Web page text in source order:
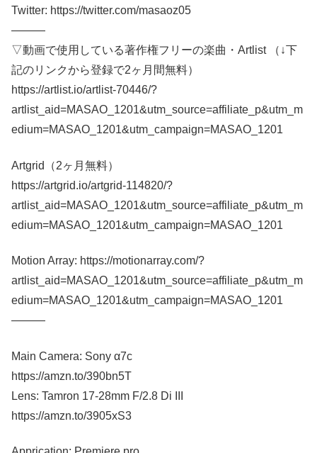
Twitter: https://twitter.com/masaoz05
―――
▽動画で使用している著作権フリーの楽曲・Artlist （↓下
記のリンクから登録で2ヶ月間無料）
https://artlist.io/artlist-70446/?
artlist_aid=MASAO_1201&utm_source=affiliate_p&utm_m
edium=MASAO_1201&utm_campaign=MASAO_1201
Artgrid（2ヶ月無料）
https://artgrid.io/artgrid-114820/?
artlist_aid=MASAO_1201&utm_source=affiliate_p&utm_m
edium=MASAO_1201&utm_campaign=MASAO_1201
Motion Array: https://motionarray.com/?
artlist_aid=MASAO_1201&utm_source=affiliate_p&utm_m
edium=MASAO_1201&utm_campaign=MASAO_1201
―――
Main Camera: Sony α7c
https://amzn.to/390bn5T
Lens: Tamron 17-28mm F/2.8 Di III
https://amzn.to/3905xS3